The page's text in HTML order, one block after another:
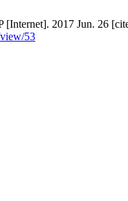
[Internet]. 2017 Jun. 26
53